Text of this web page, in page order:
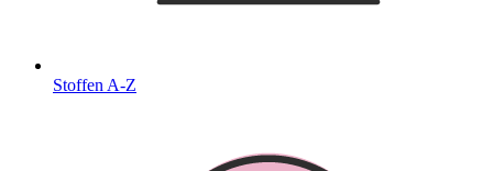
Stoffen A-Z